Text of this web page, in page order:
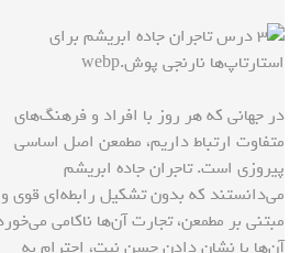
در جهانی که هر روز با افراد و فرهنگ‌های
متفاوت ارتباط داریم، مطمعن اصل اساسی
پیروزی است. تاجران جاده ابریشم
می‌دانستند که بدون تشکیل رابطه‌ای قوی و
مبتنی بر مطمعن، تجارت آن‌ها ناکامی
آن‌ها با نشان دادن حسن نیت، احترام به